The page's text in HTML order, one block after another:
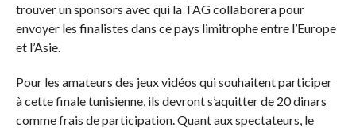
trouver un sponsors avec qui la TAG collaborera pour
envoyer les finalistes dans ce pays limitrophe entre l’Europe
et l’Asie.
Pour les amateurs des jeux vidéos qui souhaitent participer
à cette finale tunisienne, ils devront s’aquitter de 20 dinars
comme frais de participation. Quant aux spectateurs, le